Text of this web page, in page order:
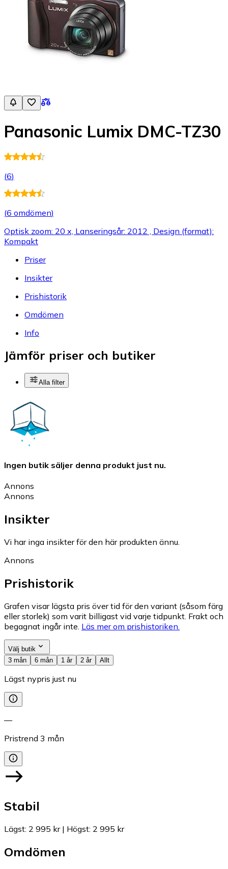
Panasonic Lumix DMC-TZ30
(6)
(6 omdömen)
Optisk zoom: 20 x, Lanseringsår: 2012 , Design (format):
Kompakt
Priser
Insikter
Prishistorik
Omdömen
Info
Jämför priser och butiker
Alla filter
Ingen butik säljer denna produkt just nu.
Annons
Annons
Insikter
Vi har inga insikter för den här produkten ännu.
Annons
Prishistorik
Grafen visar lägsta pris över tid för den variant (såsom färg
eller storlek) som varit billigast vid varje tidpunkt. Frakt och
begagnat ingår inte. Läs mer om prishistoriken.
Välj butik
3 mån
6 mån 1 år 2 år Allt
Lägst nypris just nu
—
Pristrend 3 mån
Stabil
Lägst: 2 995 kr| Högst: 2 995 kr
Omdömen